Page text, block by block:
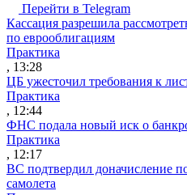
Перейти в Telegram
Кассация разрешила
по еврооблигациям
Практика
, 13:28
ЦБ ужесточил требования к
Практика
, 12:44
ФНС подала новый иск о
Практика
, 12:17
ВС подтвердил доначисление
самолета